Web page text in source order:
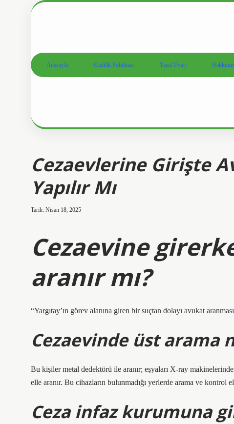
Anasayfa Gizlilik Politikası Yasal Uyarı
Cezaevlerine Girişte
Yapılır Mı
Tarih: Nisan 18, 2025
Cezaevine
aranır mı?
“Yargıtay’ın görev alanına giren bir suçtan dolayı avukat
Cezaevinde üst arama
Bu kişiler metal dedektörü ile aranır; eşyaları X-ray
elle aranır. Bu cihazların bulunmadığı yerlerde arama ve kontrol
Ceza infaz kurumuna